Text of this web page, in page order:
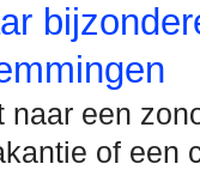
naar een
of een